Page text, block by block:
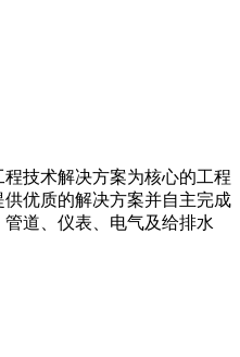
技术解决方案为核心的工程
优质的解决方案并自主完成
道、仪表、电气及给排水